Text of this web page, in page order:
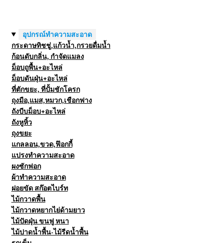
อุปกรณ์ทำความสะอาด
กระดาษทิชชู่,แก้วน้ำ,กรวยดื่มน้ำ
ก้อนดับกลิ่น, กำจัดแมลง
ม็อบถูพื้น+อะไหล่
ม็อบดันฝุ่น+อะไหล่
ที่ตักขยะ, ที่ปั้มชักโครก
ถุงมือ,แมส,หมวก,เชือกฟาง
ถังบีบม็อบ+อะไหล่
ถังหูหิ้ว
ถุงขยะ
แกลลอน,ขวด,ฟ๊อกกี้
แปรงทำความสะอาด
ผงซักฟอก
ผ้าทำความสะอาด
ฝอยขัด สก๊อตไบร์ท
ไม้กวาดพื้น
ไม้กวาดหยากไย่ด้ามยาว
ไม้ปัดฝุ่น ขนฟู หนา
ไม้ปาดน้ำพื้น-ไม้รีดน้ำพื้น